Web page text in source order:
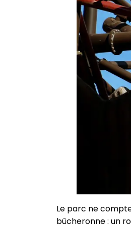
Le parc ne
bûcheronne : un